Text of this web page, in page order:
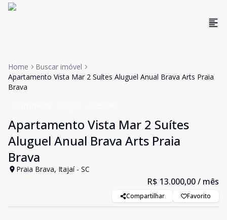
Home
Buscar imóvel
Apartamento Vista Mar 2 Suítes Aluguel Anual Brava Arts Praia
Brava
Apartamento Vista Mar 2 Suítes
Aluguel Anual Brava Arts Praia
Brava
Praia Brava, Itajaí - SC
R$ 13.000,00/ mês
Compartilhar Favorito